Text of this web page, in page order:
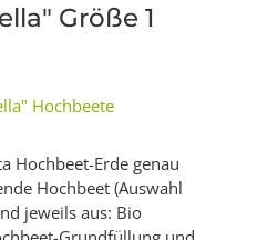
Größe 1
Hochbeete
Hochbeet-Erde genau
Hochbeet (Auswahl
jeweils aus: Bio